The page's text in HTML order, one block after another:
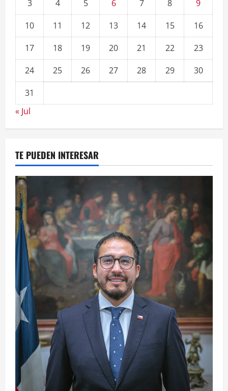
3 4 5 6 7 8
9
10
11 12 13 14 15
16
17
18 19 20 21 22
23
24
25 26 27 28 29
30
31
« Jul
TE PUEDEN INTERESAR